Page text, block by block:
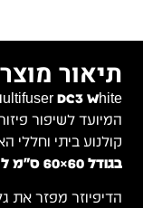
תיאור
DC3 White
המיועד לשיפור
קולנוע ביתי וחללי
בגודל 60×60 ס"מ לכיסוי שטח מורחב.
הדיפיוזר מפזר את